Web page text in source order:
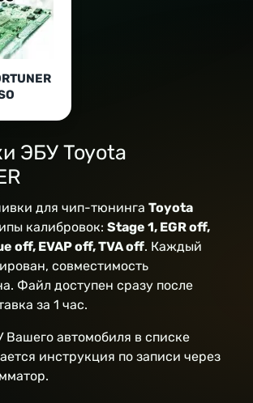
ЭБУ Toyota
для чип-тюнинга Toyota
калибровок: Stage 1, EGR off,
off, EVAP off, TVA off. Каждый
совместимость
Файл доступен сразу после
за 1 час.
Вашего автомобиля в списке
инструкция по записи через